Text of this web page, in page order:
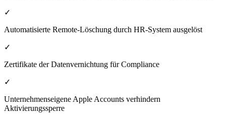
✓
Automatisierte Remote-Löschung durch HR-System ausgelöst
✓
Zertifikate der Datenvernichtung für Compliance
✓
Unternehmenseigene Apple Accounts verhindern
Aktivierungssperre